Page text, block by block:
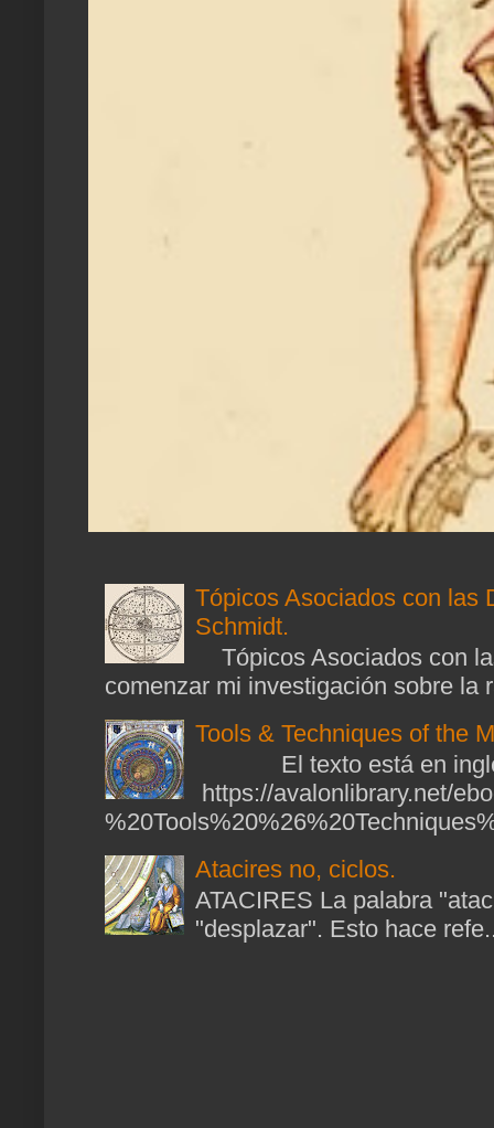
Tópicos Asociados con las
Schmidt.
Tópicos Asociados con
comenzar mi investigación sobre la
Tools & Techniques of the
El texto está en
https://avalonlibrary.net/
Atacires no, ciclos.
ATACIRES La palabra
"desplazar". Esto hace